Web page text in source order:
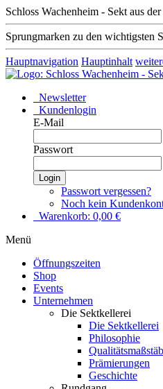
Schloss Wachenheim - Sekt aus
Sprungmarken zu den wichtigsten
Hauptnavigation Hauptinhalt
Newsletter
Kundenlogin
E-Mail
Passwort
Login
Passwort vergessen?
Noch kein
Warenkorb: 0,00 €
Menü
Öffnungszeiten
Shop
Events
Unternehmen
Die Sektkellerei
Die Sektkellerei
Philosophie
Prämierungen
Geschichte